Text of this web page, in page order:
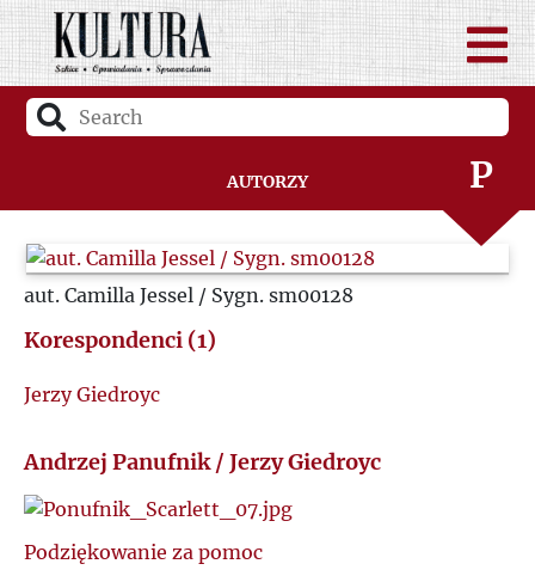
Autorzy
N
O
P
Q
aut. Camilla Jessel / Sygn. sm00128
Korespondenci (1)
Jerzy Giedroyc
Andrzej Panufnik / Jerzy Giedroyc
Podziękowanie za pomoc